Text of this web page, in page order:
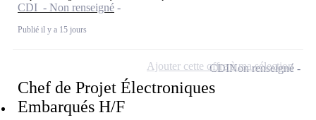
CDI - Non renseigné
Publié il y a 15 jours
Chef de Projet Électroniques
Embarqués H/F
CDINon renseigné
Ajouter cette offre à ma sélection